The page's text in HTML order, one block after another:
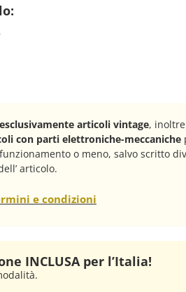
articoli vintage,
con parti elettroniche-meccaniche
o meno, salvo scritto
articolo.
e condizioni
INCLUSA per l’Italia!